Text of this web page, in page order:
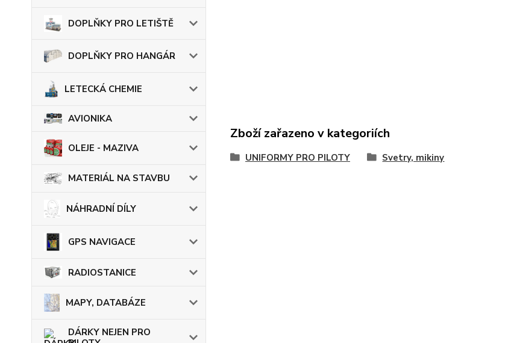
DOPLŇKY PRO LETIŠTĚ
DOPLŇKY PRO HANGÁR
LETECKÁ CHEMIE
AVIONIKA
OLEJE - MAZIVA
MATERIÁL NA STAVBU
NÁHRADNÍ DÍLY
GPS NAVIGACE
RADIOSTANICE
MAPY, DATABÁZE
DÁRKY NEJEN PRO
Zboží zařazeno v kategoriích
UNIFORMY PRO PILOTY Svetry, mikiny